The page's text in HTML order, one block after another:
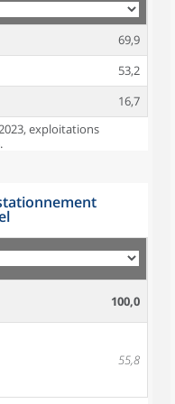
69,9
53,2
16,7
exploitations
100,0
55,8